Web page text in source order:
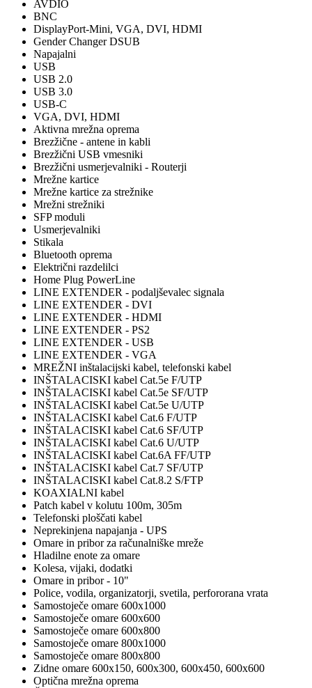
AVDIO
BNC
DisplayPort-Mini, VGA, DVI, HDMI
Gender Changer DSUB
Napajalni
USB
USB 2.0
USB 3.0
USB-C
VGA, DVI, HDMI
Aktivna mrežna oprema
Brezžične - antene in kabli
Brezžični USB vmesniki
Brezžični usmerjevalniki - Routerji
Mrežne kartice
Mrežne kartice za strežnike
Mrežni strežniki
SFP moduli
Usmerjevalniki
Stikala
Bluetooth oprema
Električni razdelilci
Home Plug PowerLine
LINE EXTENDER - podaljševalec signala
LINE EXTENDER - DVI
LINE EXTENDER - HDMI
LINE EXTENDER - PS2
LINE EXTENDER - USB
LINE EXTENDER - VGA
MREŽNI inštalacijski kabel, telefonski kabel
INŠTALACISKI kabel Cat.5e F/UTP
INŠTALACISKI kabel Cat.5e SF/UTP
INŠTALACISKI kabel Cat.5e U/UTP
INŠTALACISKI kabel Cat.6 F/UTP
INŠTALACISKI kabel Cat.6 SF/UTP
INŠTALACISKI kabel Cat.6 U/UTP
INŠTALACISKI kabel Cat.6A FF/UTP
INŠTALACISKI kabel Cat.7 SF/UTP
INŠTALACISKI kabel Cat.8.2 S/FTP
KOAXIALNI kabel
Patch kabel v kolutu 100m, 305m
Telefonski ploščati kabel
Neprekinjena napajanja - UPS
Omare in pribor za računalniške mreže
Hladilne enote za omare
Kolesa, vijaki, dodatki
Omare in pribor - 10"
Police, vodila, organizatorji, svetila, perfororana vrata
Samostoječe omare 600x1000
Samostoječe omare 600x600
Samostoječe omare 600x800
Samostoječe omare 800x1000
Samostoječe omare 800x800
Zidne omare 600x150, 600x300, 600x450, 600x600
Optična mrežna oprema